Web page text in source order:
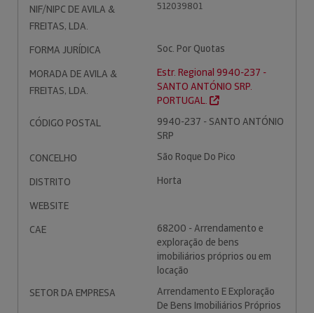
NIF/NIPC DE AVILA &
FREITAS, LDA.
512039801
FORMA JURÍDICA
Soc. Por Quotas
MORADA DE AVILA &
FREITAS, LDA.
Estr. Regional 9940-237 -
SANTO ANTÓNIO SRP.
PORTUGAL.
CÓDIGO POSTAL
9940-237 - SANTO ANTÓNIO
SRP
CONCELHO
São Roque Do Pico
DISTRITO
Horta
WEBSITE
CAE
68200 - Arrendamento e
exploração de bens
imobiliários próprios ou em
locação
SETOR DA EMPRESA
Arrendamento E Exploração
De Bens Imobiliários Próprios